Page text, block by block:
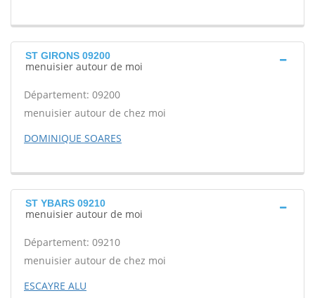
ST GIRONS 09200
menuisier autour de moi
Département: 09200
menuisier autour de chez moi
DOMINIQUE SOARES
ST YBARS 09210
menuisier autour de moi
Département: 09210
menuisier autour de chez moi
ESCAYRE ALU